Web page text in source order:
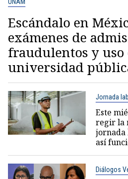
Escándalo en
exámenes de
fraudulentos y uso
universidad
Jornada
Este
regir la
jornada
así
Diálogos